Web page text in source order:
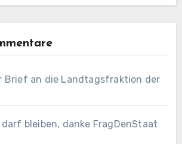
Brief an die Landtagsfraktion der
darf bleiben, danke FragDenStaat